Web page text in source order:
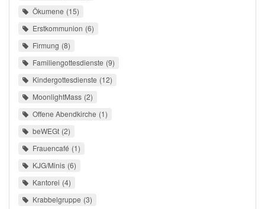
Ökumene 15
Erstkommunion 6
Firmung 8
Familiengottesdienste 9
Kindergottesdienste 12
MoonlightMass 2
Offene Abendkirche 1
beWEGt 2
Frauencafé 1
KJG/Minis 6
Kantorei 4
Krabbelgruppe 3